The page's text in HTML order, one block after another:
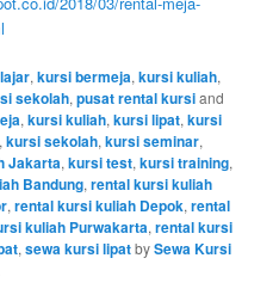
,kursi bermeja,kursi kuliah,
sekolah,pusat rental kursiand
,kursi kuliah,kursi lipat,kursi
,kursi sekolah,kursi seminar,
Jakarta,kursi test,kursi training,
Bandung,rental kursi kuliah
,rental kursi kuliah Depok,rental
kuliah Purwakarta,rental kursi
,sewa kursi lipatbySewa Kursi